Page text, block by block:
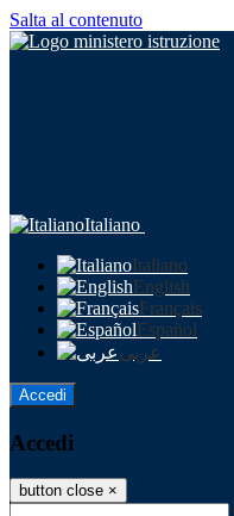
Salta al contenuto
Italiano
Italiano
English
Français
Español
عربى
Accedi
Accedi
button close ×